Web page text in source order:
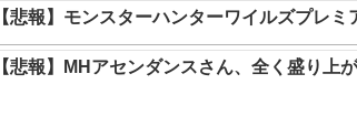
【悲報】モンスターハンターワイルズプレ
【悲報】MHアセンダンスさん、全く盛り上